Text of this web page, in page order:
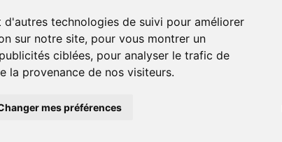
technologies de suivi pour améliorer
sur notre site, pour vous montrer un
ciblées, pour analyser le trafic de
la provenance de nos visiteurs.
mes préférences
Figyrib
Ajouter au lot